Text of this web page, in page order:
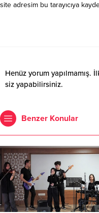
site adresim bu tarayıcıya
Henüz yorum yapılmamış.
siz yapabilirsiniz.
Benzer Konular